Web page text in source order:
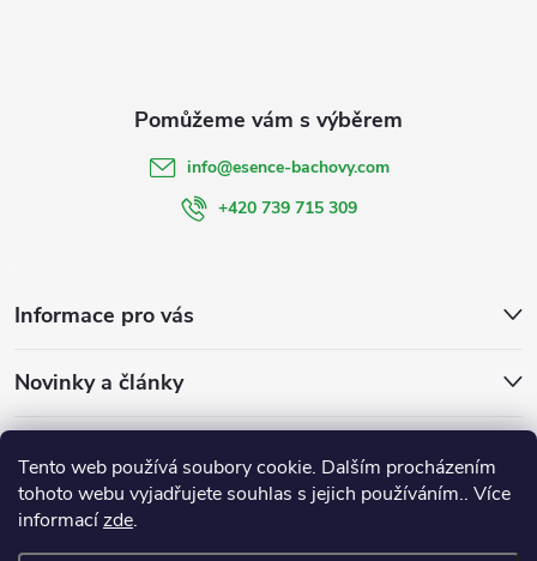
Tento web používá soubory cookie. Dalším procházením
tohoto webu vyjadřujete souhlas s jejich používáním.. Více
informacízde.
Informace pro vás
Novinky a články
info@esence-bachovy.com
+420 739 715 309
Bachovykapky